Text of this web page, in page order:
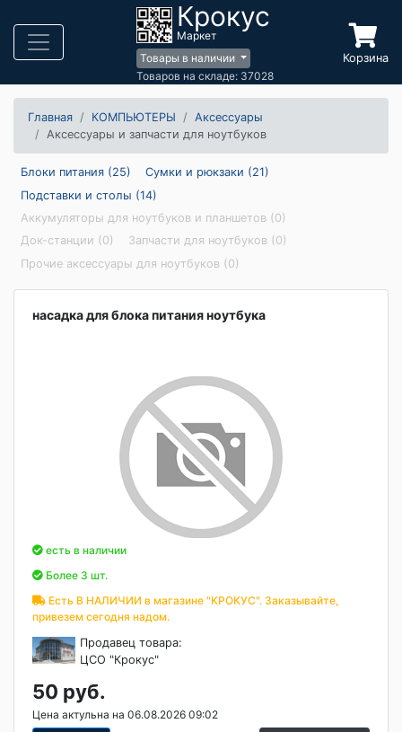
Крокус
Маркет
Товары в наличии
Товаров на складе: 37028
Корзина
Главная КОМПЬЮТЕРЫ
Аксессуары
Аксессуары и запчасти для ноутбуков
Блоки питания (25)
Сумки и рюкзаки (21)
Подставки и столы (14)
Аккумуляторы для ноутбуков и планшетов (0)
Док-станции (0)
Запчасти для ноутбуков (0)
Прочие аксессуары для ноутбуков (0)
насадка для блока питания ноутбука
есть в наличии
Более 3 шт.
Есть В НАЛИЧИИ в магазине "КРОКУС". Заказывайте,
привезем сегодня надом.
Продавец товара:
ЦСО "Крокус"
50 руб.
Цена актульна на 06.08.2026 09:02